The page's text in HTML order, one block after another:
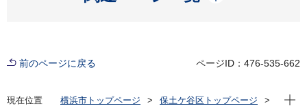
前のページに戻る ページID：476-535-662
現在位置 横浜市トップページ
保土ケ谷区トップページ
現在